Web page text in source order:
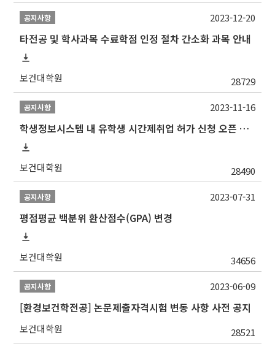
공지사항
타전공 및 학사과목 수료학점 인정 절차 간소화 과목 안내
보건대학원 28729
2023-12-20
공지사항
학생정보시스템 내 유학생 시간제취업 허가 신청 오픈 안내
보건대학원 28490
2023-11-16
공지사항
평점평균 백분위 환산점수(GPA) 변경
보건대학원 34656
2023-07-31
공지사항
[환경보건학전공] 논문제출자격시험 변동 사항 사전 공지
보건대학원 28521
2023-06-09